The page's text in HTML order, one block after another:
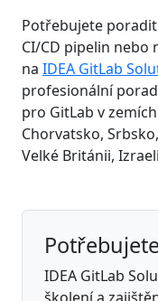
Potřebujete
CI/CD pipelin nebo
na IDEA GitLab
profesionální
pro GitLab v
Chorvatsko,
Velké Británii,
IDEA GitLab
školení a